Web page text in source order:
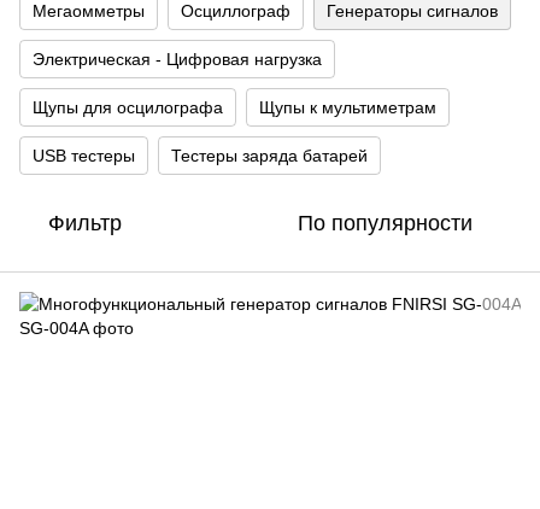
Мегаомметры Осциллограф Генераторы сигналов
Электрическая - Цифровая нагрузка
Щупы для осцилографа Щупы к мультиметрам
USB тестеры Тестеры заряда батарей
Фильтр По популярности